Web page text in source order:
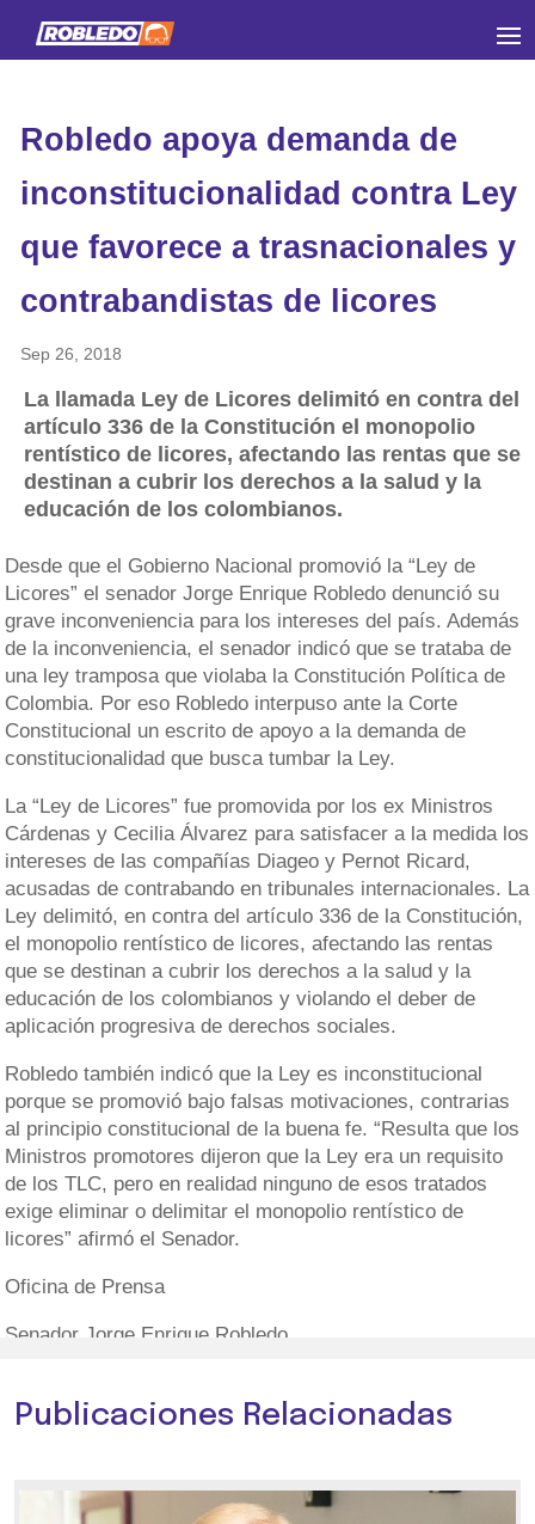
Robledo apoya demanda de
inconstitucionalidad contra Ley
que favorece a trasnacionales y
contrabandistas de licores
Sep 26, 2018
La llamada Ley de Licores delimitó en contra del
artículo 336 de la Constitución el monopolio
rentístico de licores, afectando las rentas que se
destinan a cubrir los derechos a la salud y la
educación de los colombianos.
Desde que el Gobierno Nacional promovió la “Ley de
Licores” el senador Jorge Enrique Robledo denunció su
grave inconveniencia para los intereses del país. Además
de la inconveniencia, el senador indicó que se trataba de
una ley tramposa que violaba la Constitución Política de
Colombia. Por eso Robledo interpuso ante la Corte
Constitucional un escrito de apoyo a la demanda de
constitucionalidad que busca tumbar la Ley.
La “Ley de Licores” fue promovida por los ex Ministros
Cárdenas y Cecilia Álvarez para satisfacer a la medida los
intereses de las compañías Diageo y Pernot Ricard,
acusadas de contrabando en tribunales internacionales. La
Ley delimitó, en contra del artículo 336 de la Constitución,
el monopolio rentístico de licores, afectando las rentas
que se destinan a cubrir los derechos a la salud y la
educación de los colombianos y violando el deber de
aplicación progresiva de derechos sociales.
Robledo también indicó que la Ley es inconstitucional
porque se promovió bajo falsas motivaciones, contrarias
al principio constitucional de la buena fe. “Resulta que los
Ministros promotores dijeron que la Ley era un requisito
de los TLC, pero en realidad ninguno de esos tratados
exige eliminar o delimitar el monopolio rentístico de
licores” afirmó el Senador.
Oficina de Prensa
Senador Jorge Enrique Robledo
Publicaciones Relacionadas